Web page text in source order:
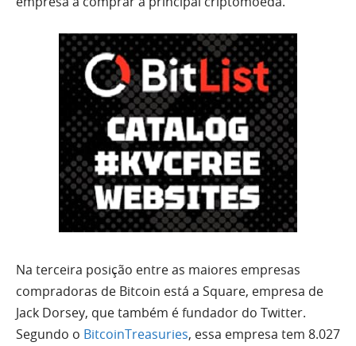
Na terceira posição entre as maiores empresas
compradoras de Bitcoin está a Square, empresa de
Jack Dorsey, que também é fundador do Twitter.
Segundo o BitcoinTreasuries, essa empresa tem 8.027